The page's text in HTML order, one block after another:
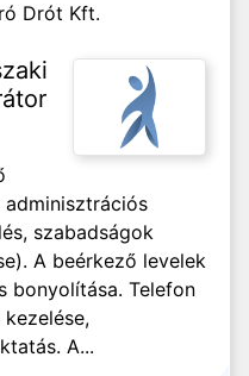
Drót Kft.
szabadságok
A beérkező levelek
bonyolítása. Telefon
A...